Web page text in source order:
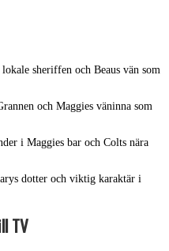
sheriffen och Beaus vän som
och Maggies väninna som
i Maggies bar och Colts nära
dotter och viktig karaktär i
TV